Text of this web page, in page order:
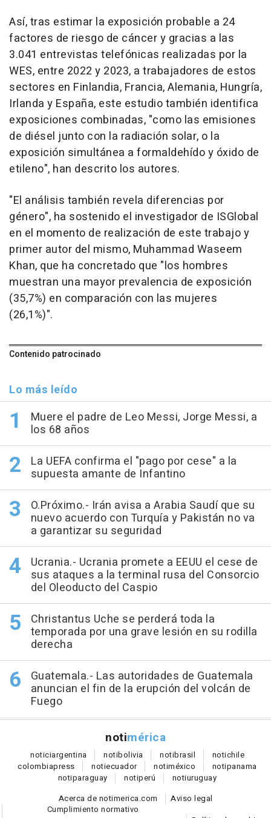
Así, tras estimar la exposición probable a 24
factores de riesgo de cáncer y gracias a las
3.041 entrevistas telefónicas realizadas por la
WES, entre 2022 y 2023, a trabajadores de estos
sectores en Finlandia, Francia, Alemania, Hungría,
Irlanda y España, este estudio también identifica
exposiciones combinadas, "como las emisiones
de diésel junto con la radiación solar, o la
exposición simultánea a formaldehído y óxido de
etileno", han descrito los autores.
"El análisis también revela diferencias por
género", ha sostenido el investigador de ISGlobal
en el momento de realización de este trabajo y
primer autor del mismo, Muhammad Waseem
Khan, que ha concretado que "los hombres
muestran una mayor prevalencia de exposición
(35,7%) en comparación con las mujeres
(26,1%)".
Contenido patrocinado
Lo más leído
Muere el padre de Leo Messi, Jorge Messi, a
los 68 años
La UEFA confirma el "pago por cese" a la
supuesta amante de Infantino
O.Próximo.- Irán avisa a Arabia Saudí que su
nuevo acuerdo con Turquía y Pakistán no va
a garantizar su seguridad
Ucrania.- Ucrania promete a EEUU el cese de
sus ataques a la terminal rusa del Consorcio
del Oleoducto del Caspio
Christantus Uche se perderá toda la
temporada por una grave lesión en su rodilla
derecha
Guatemala.- Las autoridades de Guatemala
anuncian el fin de la erupción del volcán de
Fuego
notimérica
noticiargentina notibolivia notibrasil notichile
colombiapress notiecuador notiméxico notipanama
notiparaguay notiperú notiuruguay
Acerca de notimerica.com
Aviso legal
Cumplimiento normativo